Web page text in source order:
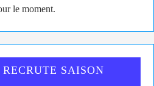
le moment.
SAISON